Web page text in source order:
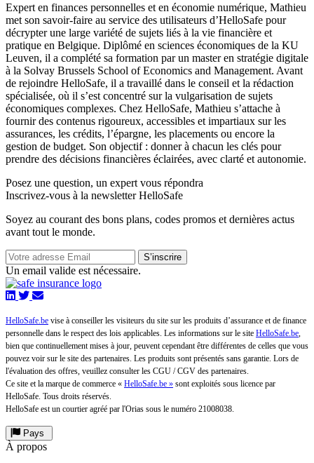
Expert en finances personnelles et en économie numérique, Mathieu
met son savoir-faire au service des utilisateurs d’HelloSafe pour
décrypter une large variété de sujets liés à la vie financière et
pratique en Belgique. Diplômé en sciences économiques de la KU
Leuven, il a complété sa formation par un master en stratégie digitale
à la Solvay Brussels School of Economics and Management. Avant
de rejoindre HelloSafe, il a travaillé dans le conseil et la rédaction
spécialisée, où il s’est concentré sur la vulgarisation de sujets
économiques complexes. Chez HelloSafe, Mathieu s’attache à
fournir des contenus rigoureux, accessibles et impartiaux sur les
assurances, les crédits, l’épargne, les placements ou encore la
gestion de budget. Son objectif : donner à chacun les clés pour
prendre des décisions financières éclairées, avec clarté et autonomie.
Posez une question, un expert vous répondra
Inscrivez-vous à la newsletter HelloSafe
Soyez au courant des bons plans, codes promos et dernières actus
avant tout le monde.
S’inscrire
Un email valide est nécessaire.
HelloSafe.be vise à conseiller les visiteurs du site sur les produits d’assurance et de finance
personnelle dans le respect des lois applicables. Les informations sur le site HelloSafe.be
bien que continuellement mises à jour, peuvent cependant être différentes de celles que vous
pouvez voir sur le site des partenaires. Les produits sont présentés sans garantie. Lors de
l'évaluation des offres, veuillez consulter les CGU / CGV des partenaires.
Ce site et la marque de commerce « HelloSafe.be » sont exploités sous licence par
HelloSafe. Tous droits réservés.
HelloSafe est un courtier agréé par l'Orias sous le numéro 21008038.
Pays
À propos